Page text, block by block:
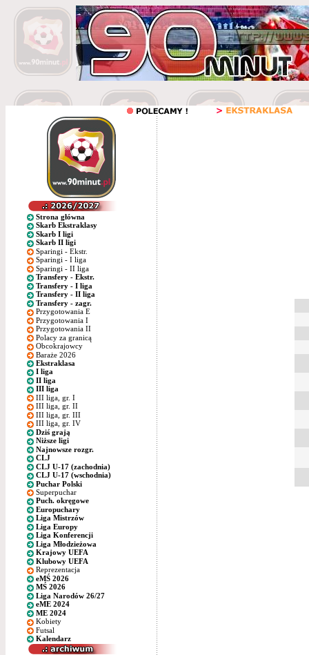
Strona główna
Skarb Ekstraklasy
Skarb I ligi
Skarb II ligi
Sparingi - Ekstr.
Sparingi - I liga
Sparingi - II liga
Transfery - Ekstr.
Transfery - I liga
Transfery - II liga
Transfery - zagr.
Przygotowania E
Przygotowania I
Przygotowania II
Polacy za granicą
Obcokrajowcy
Baraże 2026
Ekstraklasa
I liga
II liga
III liga
III liga, gr. I
III liga, gr. II
III liga, gr. III
III liga, gr. IV
Dziś grają
Niższe ligi
Najnowsze rozgr.
CLJ
CLJ U-17 (zachodnia)
CLJ U-17 (wschodnia)
Puchar Polski
Superpuchar
Puch. okręgowe
Europuchary
Liga Mistrzów
Liga Europy
Liga Konferencji
Liga Młodzieżowa
Krajowy UEFA
Klubowy UEFA
Reprezentacja
eMŚ 2026
MŚ 2026
Liga Narodów 26/27
eME 2024
ME 2024
Kobiety
Futsal
Kalendarz